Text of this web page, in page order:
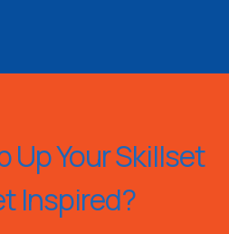
Up Your Skillset
Inspired?